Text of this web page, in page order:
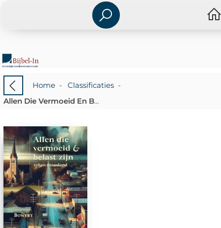
Home- Classificaties-
Allen Die Vermoeid En Belast Zijn